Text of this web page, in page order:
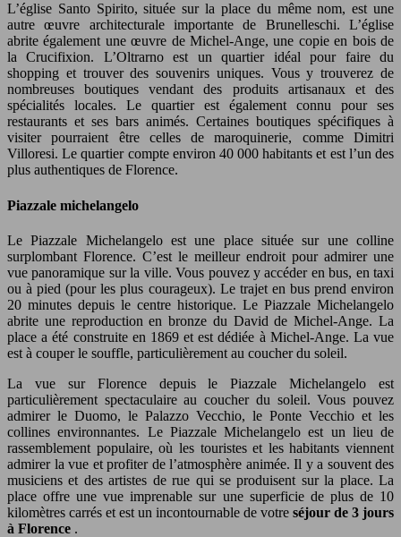
L’église Santo Spirito, située sur la place du même nom, est une
autre œuvre architecturale importante de Brunelleschi. L’église
abrite également une œuvre de Michel-Ange, une copie en bois de
la Crucifixion. L’Oltrarno est un quartier idéal pour faire du
shopping et trouver des souvenirs uniques. Vous y trouverez de
nombreuses boutiques vendant des produits artisanaux et des
spécialités locales. Le quartier est également connu pour ses
restaurants et ses bars animés. Certaines boutiques spécifiques à
visiter pourraient être celles de maroquinerie, comme Dimitri
Villoresi. Le quartier compte environ 40 000 habitants et est l’un des
plus authentiques de Florence.
Piazzale michelangelo
Le Piazzale Michelangelo est une place située sur une colline
surplombant Florence. C’est le meilleur endroit pour admirer une
vue panoramique sur la ville. Vous pouvez y accéder en bus, en taxi
ou à pied (pour les plus courageux). Le trajet en bus prend environ
20 minutes depuis le centre historique. Le Piazzale Michelangelo
abrite une reproduction en bronze du David de Michel-Ange. La
place a été construite en 1869 et est dédiée à Michel-Ange. La vue
est à couper le souffle, particulièrement au coucher du soleil.
La vue sur Florence depuis le Piazzale Michelangelo est
particulièrement spectaculaire au coucher du soleil. Vous pouvez
admirer le Duomo, le Palazzo Vecchio, le Ponte Vecchio et les
collines environnantes. Le Piazzale Michelangelo est un lieu de
rassemblement populaire, où les touristes et les habitants viennent
admirer la vue et profiter de l’atmosphère animée. Il y a souvent des
musiciens et des artistes de rue qui se produisent sur la place. La
place offre une vue imprenable sur une superficie de plus de 10
kilomètres carrés et est un incontournable de votre séjour de 3 jours
à Florence .